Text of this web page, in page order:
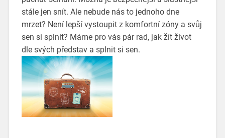
stále jen snít. Ale nebude nás to jednoho dne
mrzet? Není lepší vystoupit z komfortní zóny a svůj
sen si splnit? Máme pro vás pár rad, jak žít život
dle svých představ a splnit si sen.